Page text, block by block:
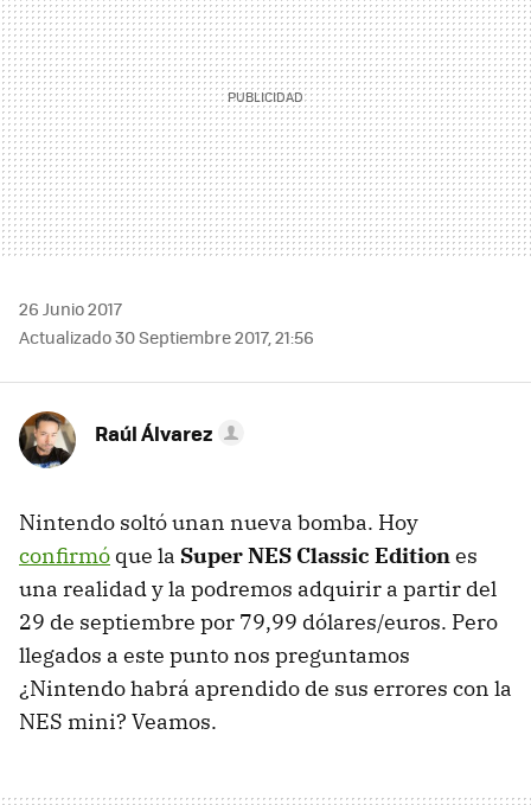
26 Junio 2017
Actualizado 30 Septiembre 2017, 21:56
Raúl Álvarez
Nintendo soltó unan nueva bomba. Hoy
confirmó que la Super NES Classic Editiones
una realidad y la podremos adquirir a partir del
29 de septiembre por 79,99 dólares/euros. Pero
llegados a este punto nos preguntamos
¿Nintendo habrá aprendido de sus errores con la
NES mini? Veamos.